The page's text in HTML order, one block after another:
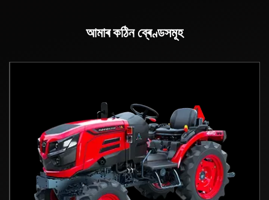
আমাৰ কঠিন ব্ৰেণ্ডসমূহ